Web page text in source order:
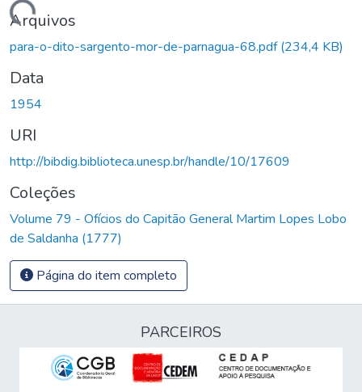
Carregando...
Arquivos
para-o-dito-sargento-mor-de-parnagua-68.pdf(234,4 KB)
Data
1954
URI
http://bibdig.biblioteca.unesp.br/handle/10/17609
Coleções
Volume 79 - Ofícios do Capitão General Martim Lopes Lobo
de Saldanha (1777)
Página do item completo
PARCEIROS